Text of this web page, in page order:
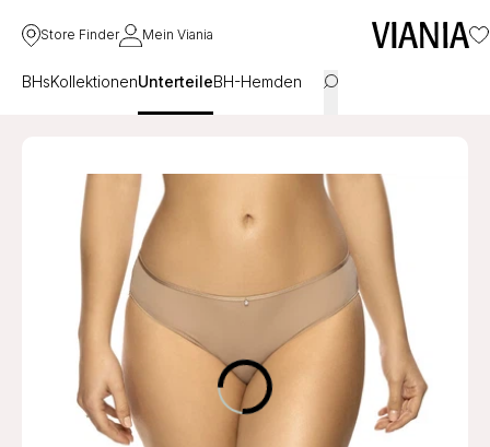
Store Finder Mein Viania
BHsKollektionenUnterteileBH-Hemden